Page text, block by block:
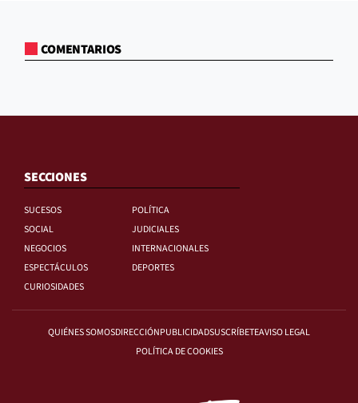
COMENTARIOS
SECCIONES
SUCESOS
POLÍTICA
SOCIAL
JUDICIALES
NEGOCIOS
INTERNACIONALES
ESPECTÁCULOS
DEPORTES
CURIOSIDADES
QUIÉNES SOMOSDIRECCIÓNPUBLICIDADSUSCRÍBETEAVISO LEGAL
POLÍTICA DE COOKIES